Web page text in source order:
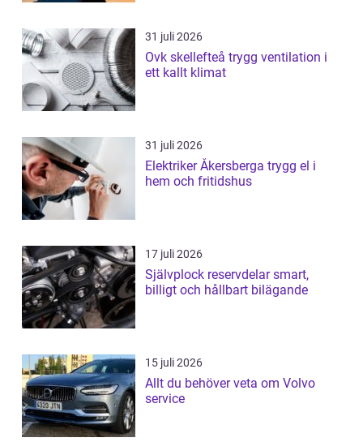
31 juli 2026
Ovk skellefteå trygg ventilation i
ett kallt klimat
31 juli 2026
Elektriker Åkersberga trygg el i
hem och fritidshus
17 juli 2026
Självplock reservdelar smart,
billigt och hållbart bilägande
15 juli 2026
Allt du behöver veta om Volvo
service